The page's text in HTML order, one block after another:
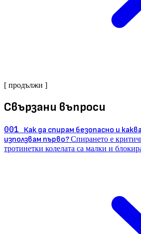
[ продължи ]
Свързани въпроси
001 Как да спирам безопасно и
използвам първо?Спирането е
тротинетки колелата са малки и